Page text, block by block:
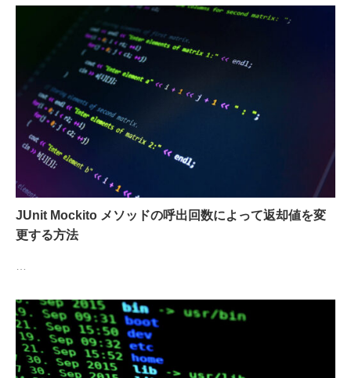
JUnit Mockito メソッドの呼出回数によって返却値を変
更する方法